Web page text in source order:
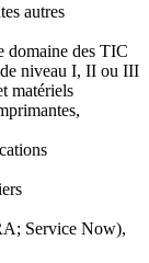
autres
domaine des TIC
de niveau I, II ou III
matériels
Service Now),